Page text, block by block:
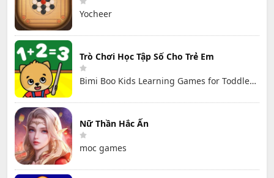
Yocheer
Trò Chơi Học Tập Số Cho Trẻ Em
Bimi Boo Kids Learning Games for Toddlers FZ-LLC
Nữ Thần Hắc Ấn
moc games